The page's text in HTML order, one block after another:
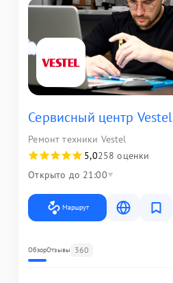
Сервисный центр Vestel
Ремонт техники Vestel
5,0258 оценки
Открыто до 21:00
Маршрут
ОбзорОтзывы 360